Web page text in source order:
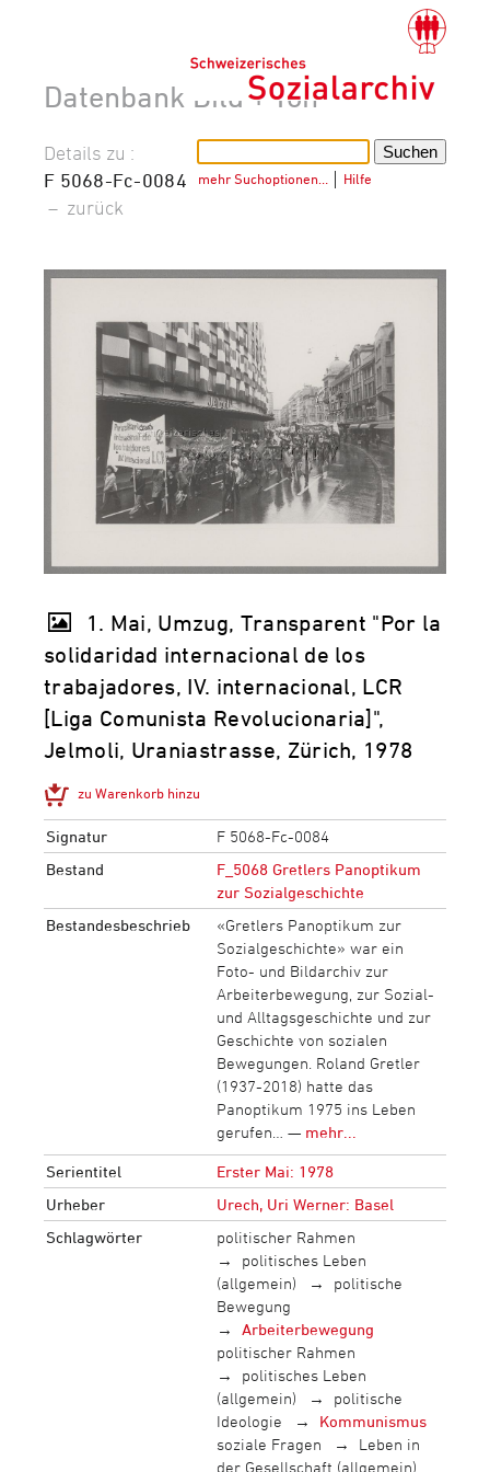
Datenbank Bild + Ton
mehr Suchoptionen… Hilfe
Details zu :
F 5068-Fc-0084
– zurück
1. Mai, Umzug, Transparent "Por la
solidaridad internacional de los
trabajadores, IV. internacional, LCR
[Liga Comunista Revolucionaria]",
Jelmoli, Uraniastrasse, Zürich, 1978
zu Warenkorb hinzu
Signatur
F 5068-Fc-0084
Bestand
F_5068 Gretlers Panoptikum
zur Sozialgeschichte
Bestandesbeschrieb
«Gretlers Panoptikum zur
Sozialgeschichte» war ein
Foto- und Bildarchiv zur
Arbeiterbewegung, zur Sozial-
und Alltagsgeschichte und zur
Geschichte von sozialen
Bewegungen. Roland Gretler
(1937-2018) hatte das
Panoptikum 1975 ins Leben
gerufen… — mehr...
Serientitel
Erster Mai: 1978
Urheber
Urech, Uri Werner: Basel
Schlagwörter
politischer Rahmen
politisches Leben
(allgemein)
politische
Bewegung
Arbeiterbewegung
politischer Rahmen
politisches Leben
(allgemein)
politische
Ideologie
Kommunismus
soziale Fragen
Leben in
der Gesellschaft (allgemein)